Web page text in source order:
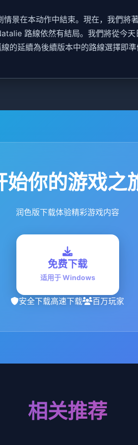
景在本动作中結束。現在，我們將
路線依然有結局。我們將從今
的延續為後續版本中的路線選擇即準
始你的游戏之
润色版下载体验精彩游戏内容
免费下载
适用于 Windows
安全下载高速下载 百万玩家
相关推荐